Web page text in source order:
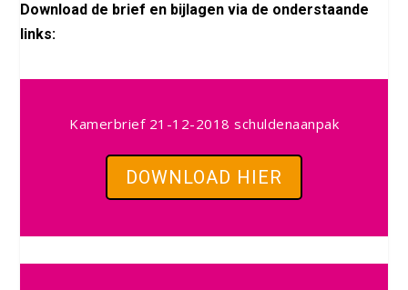
Download de brief en bijlagen via de onderstaande
links:
Kamerbrief 21-12-2018 schuldenaanpak
DOWNLOAD HIER